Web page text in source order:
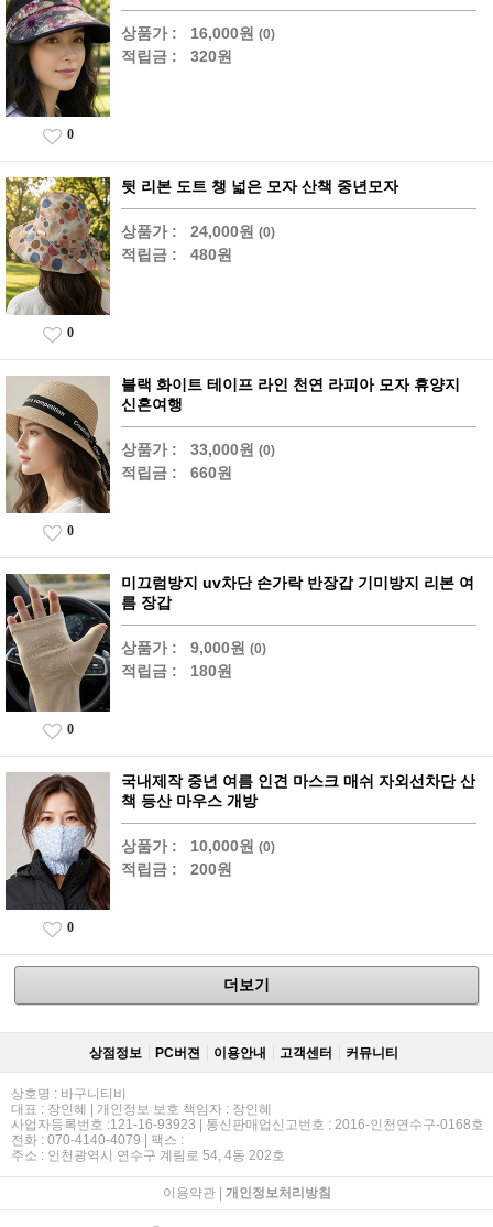
상품가 : 16,000원 (0)
적립금 : 320원
0
뒷 리본 도트 챙 넓은 모자 산책 중년모자
상품가 : 24,000원 (0)
적립금 : 480원
0
블랙 화이트 테이프 라인 천연 라피아 모자 휴양지
신혼여행
상품가 : 33,000원 (0)
적립금 : 660원
0
미끄럼방지 uv차단 손가락 반장갑 기미방지 리본 여
름 장갑
상품가 : 9,000원 (0)
적립금 : 180원
0
국내제작 중년 여름 인견 마스크 매쉬 자외선차단 산
책 등산 마우스 개방
상품가 : 10,000원 (0)
적립금 : 200원
0
더보기
상점정보 PC버젼 이용안내 고객센터 커뮤니티
상호명 : 바구니티비
대표 : 장인혜 | 개인정보 보호 책임자 : 장인혜
사업자등록번호 :121-16-93923 | 통신판매업신고번호 : 2016-인천연수구-0168호
전화 : 070-4140-4079 | 팩스 :
주소 : 인천광역시 연수구 계림로 54, 4동 202호
이용약관| 개인정보처리방침